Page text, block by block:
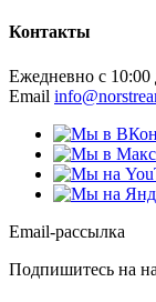
Контакты
Ежедневно с 10:00
Email
Email-рассылка
Подпишитесь на